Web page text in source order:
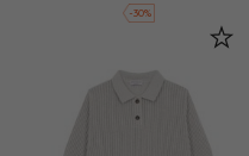
-30%